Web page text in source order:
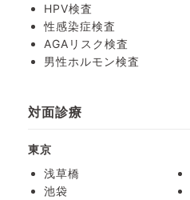
HPV検査
性感染症検査
AGAリスク検査
男性ホルモン検査
対面診療
東京
浅草橋
池袋